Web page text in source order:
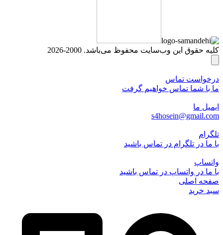
کلیه حقوق این وب‌سایت محفوظ می‌باشد. 2000-2026
درخواست تماس
ما با شما تماس خواهیم گرفت
ایمیل ما
s4hosein@gmail.com
تلگرام
با ما در تلگرام در تماس باشید
واتساپ
با ما در واتساپ در تماس باشید
صفحه اصلی
سبد خرید